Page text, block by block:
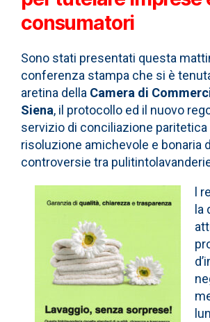
consumatori
Sono stati presentati questa
conferenza stampa che si è
aretina della Camera di
Siena, il protocollo ed il nuovo
servizio di conciliazione paritetica
risoluzione amichevole e bonaria
controversie tra
l
la